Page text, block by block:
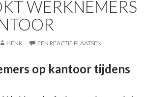
WERKNEMERS
HENK EEN REACTIE PLAATSEN
op kantoor tijdens